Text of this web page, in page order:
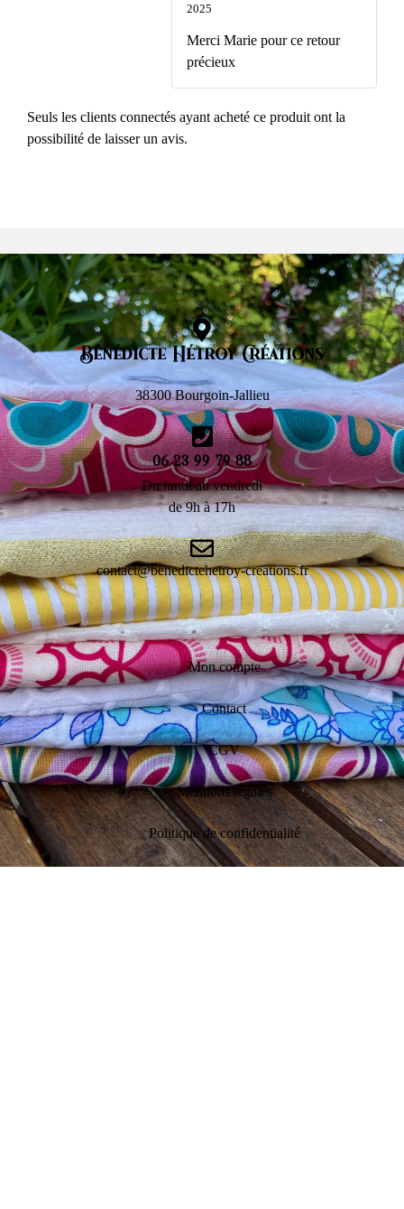
2025
Merci Marie pour ce retour
précieux
Seuls les clients connectés ayant acheté ce produit ont la
possibilité de laisser un avis.
Bénédicte Hétroy Créations
38300 Bourgoin-Jallieu
06 23 99 79 88
Du lundi au vendredi
de 9h à 17h
contact@benedictehetroy-creations.fr
Mon compte
Contact
CGV
Mentions légales
Politique de confidentialité